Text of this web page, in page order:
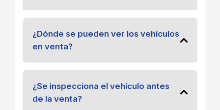
¿Dónde se pueden ver los vehículos
en venta?
¿Se inspecciona el vehículo antes
de la venta?